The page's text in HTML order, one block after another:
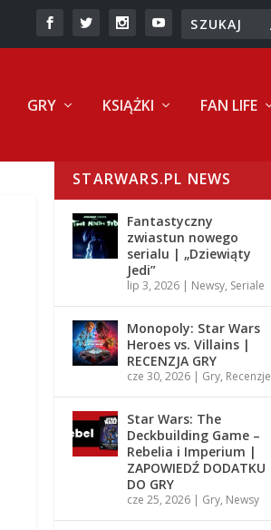
GRY KSIĄŻKI FAN LIFE
STARWARS.PL NEWS
Fantastyczny
zwiastun nowego
serialu | „Dziewiąty
Jedi”
lip 3, 2026 | Newsy, Seriale
Monopoly: Star Wars
Heroes vs. Villains |
RECENZJA GRY
cze 30, 2026 | Gry, Recenzje
Star Wars: The
Deckbuilding Game –
Rebelia i Imperium |
ZAPOWIEDŹ DODATKU
DO GRY
cze 25, 2026 | Gry, Newsy